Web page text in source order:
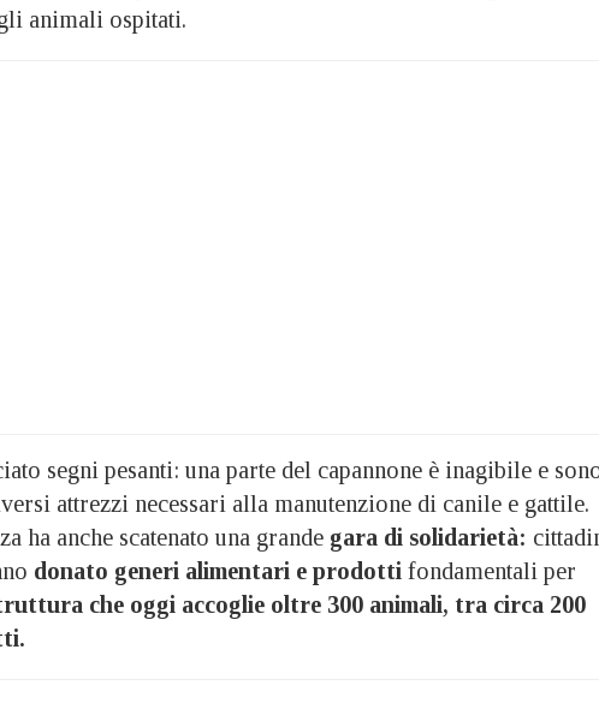
animali ospitati.
segni pesanti: una parte del capannone è inagibile e
attrezzi necessari alla manutenzione di canile e gattile.
ha anche scatenato una grande gara di solidarietà:
donato generi alimentari e prodotti fondamentali per
che oggi accoglie oltre 300 animali, tra circa 200